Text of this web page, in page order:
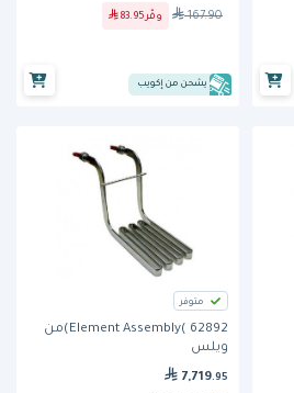
167.90 وفّر 83.95
يشحن من إكويب
متوفر
Element Assembly( 62892)من
ويلس
7,719.95